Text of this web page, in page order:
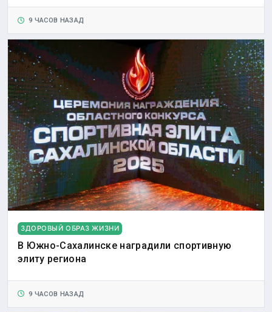
9 ЧАСОВ НАЗАД
ЗДОРОВЫЙ ОБРАЗ ЖИЗНИ
В Южно-Сахалинске наградили спортивную
элиту региона
9 ЧАСОВ НАЗАД